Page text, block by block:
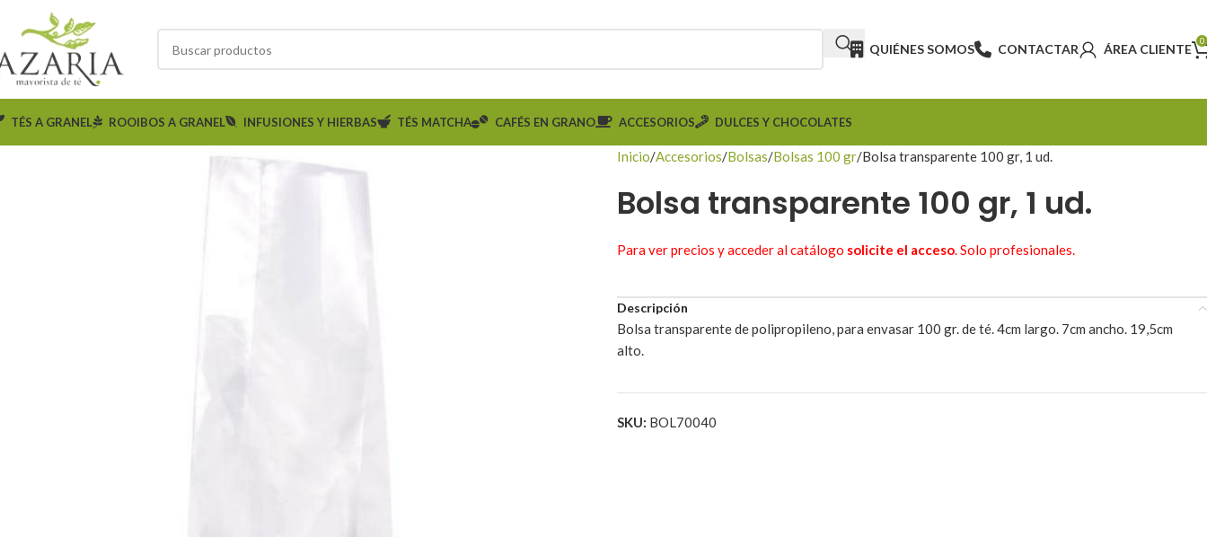
QUIÉNES SOMOS CONTACTAR ÁREA CLIENTE
0
TÉS A GRANEL ROOIBOS A GRANEL INFUSIONES Y HIERBAS TÉS MATCHA CAFÉS EN GRANO ACCESORIOS DULCES Y CHOCOLATES
Inicio Accesorios Bolsas Bolsas 100 gr Bolsa transparente 100 gr, 1 ud.
Bolsa transparente 100 gr, 1 ud.
Para ver precios y acceder al catálogo solicite el acceso. Solo profesionales.
Descripción
Bolsa transparente de polipropileno, para envasar 100 gr. de té. 4cm largo. 7cm ancho. 19,5cm
alto.
SKU: BOL70040